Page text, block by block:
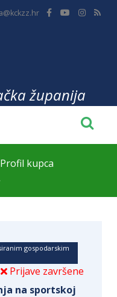
županija
Profil kupca
gospodarskim
Prijave završene
na sportskoj